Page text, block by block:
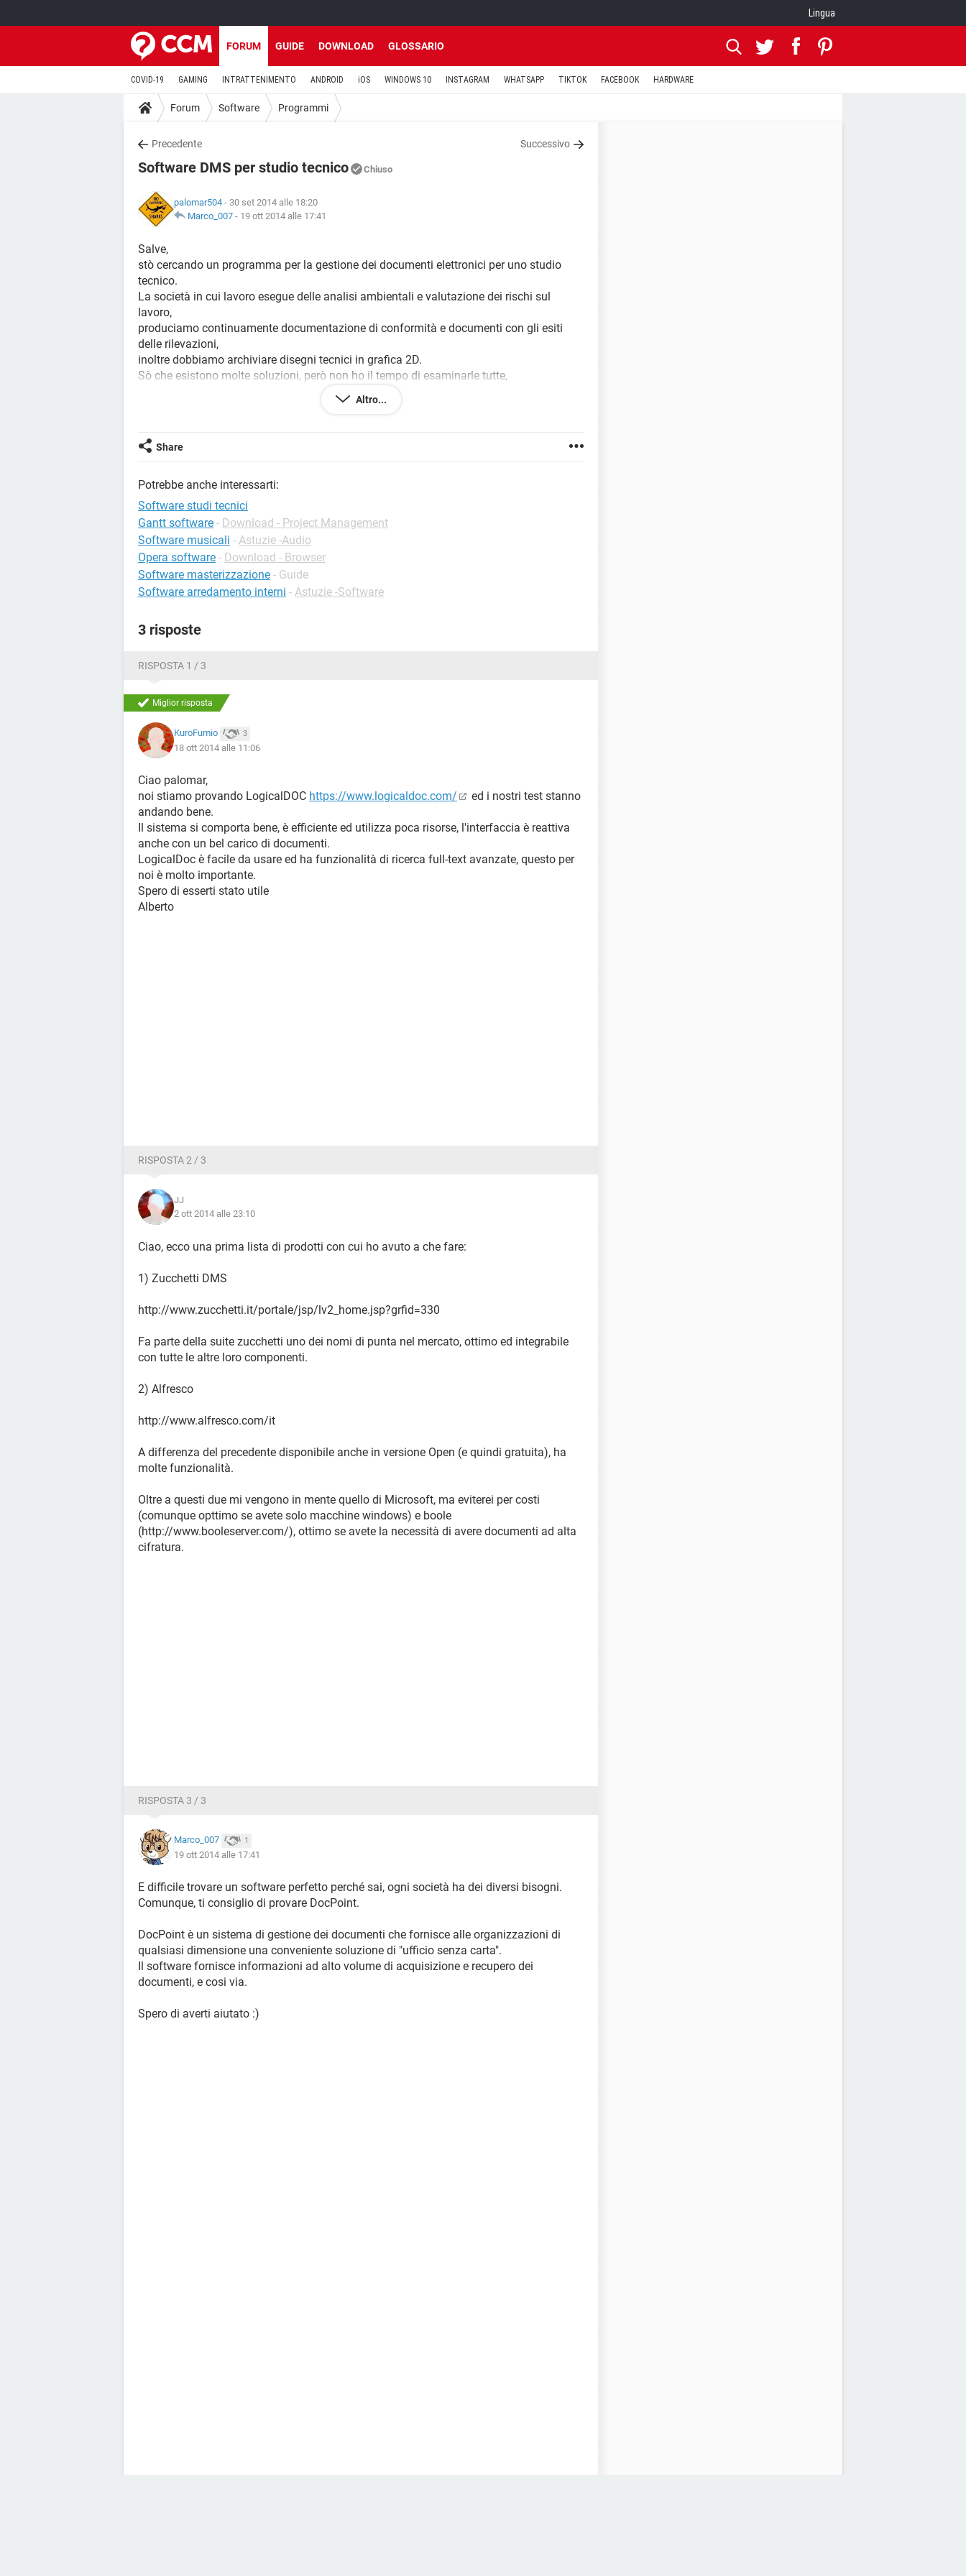
Lingua
FORUM GUIDE DOWNLOAD GLOSSARIO
COVID-19 GAMING INTRATTENIMENTO ANDROID iOS WINDOWS 10 INSTAGRAM WHATSAPP TIKTOK FACEBOOK HARDWARE
Forum Software Programmi
Precedente Successivo
Software DMS per studio tecnico Chiuso
palomar504 - 30 set 2014 alle 18:20
Marco_007 - 19 ott 2014 alle 17:41
Salve,
stò cercando un programma per la gestione dei documenti elettronici per uno studio
tecnico.
La società in cui lavoro esegue delle analisi ambientali e valutazione dei rischi sul
lavoro,
produciamo continuamente documentazione di conformità e documenti con gli esiti
delle rilevazioni,
inoltre dobbiamo archiviare disegni tecnici in grafica 2D.
Sò che esistono molte soluzioni, però non ho il tempo di esaminarle tutte,
consiglio e dettaglio della vostra esperienza.
Altro...
Share
Potrebbe anche interessarti:
Software studi tecnici
Gantt software - Download - Project Management
Software musicali - Astuzie -Audio
Opera software - Download - Browser
Software masterizzazione - Guide
Software arredamento interni - Astuzie -Software
3 risposte
RISPOSTA 1 / 3
Miglior risposta
KuroFumio 3
18 ott 2014 alle 11:06
Ciao palomar,
noi stiamo provando LogicalDOC https://www.logicaldoc.com/
ed i nostri test stanno
andando bene.
Il sistema si comporta bene, è efficiente ed utilizza poca risorse, l'interfaccia è reattiva
anche con un bel carico di documenti.
LogicalDoc è facile da usare ed ha funzionalità di ricerca full-text avanzate, questo per
noi è molto importante.
Spero di esserti stato utile
Alberto
RISPOSTA 2 / 3
JJ
2 ott 2014 alle 23:10
Ciao, ecco una prima lista di prodotti con cui ho avuto a che fare:
1) Zucchetti DMS
http://www.zucchetti.it/portale/jsp/lv2_home.jsp?grfid=330
Fa parte della suite zucchetti uno dei nomi di punta nel mercato, ottimo ed integrabile
con tutte le altre loro componenti.
2) Alfresco
http://www.alfresco.com/it
A differenza del precedente disponibile anche in versione Open (e quindi gratuita), ha
molte funzionalità.
Oltre a questi due mi vengono in mente quello di Microsoft, ma eviterei per costi
(comunque opttimo se avete solo macchine windows) e boole
(http://www.booleserver.com/), ottimo se avete la necessità di avere documenti ad alta
cifratura.
RISPOSTA 3 / 3
Marco_007 1
19 ott 2014 alle 17:41
E difficile trovare un software perfetto perché sai, ogni società ha dei diversi bisogni.
Comunque, ti consiglio di provare DocPoint.
DocPoint è un sistema di gestione dei documenti che fornisce alle organizzazioni di
qualsiasi dimensione una conveniente soluzione di "ufficio senza carta".
Il software fornisce informazioni ad alto volume di acquisizione e recupero dei
documenti, e cosi via.
Spero di averti aiutato :)